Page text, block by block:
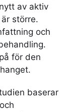
av aktiv
större.
och
för den
baserar